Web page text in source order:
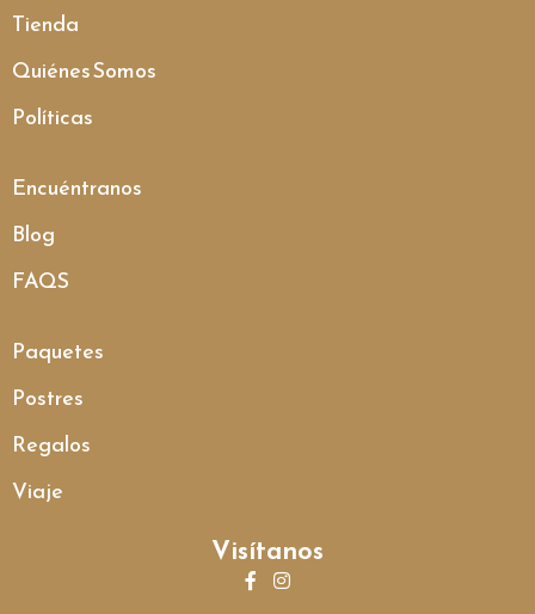
Tienda
Quiénes Somos
Políticas
Encuéntranos
Blog
FAQS
Paquetes
Postres
Regalos
Viaje
Visítanos